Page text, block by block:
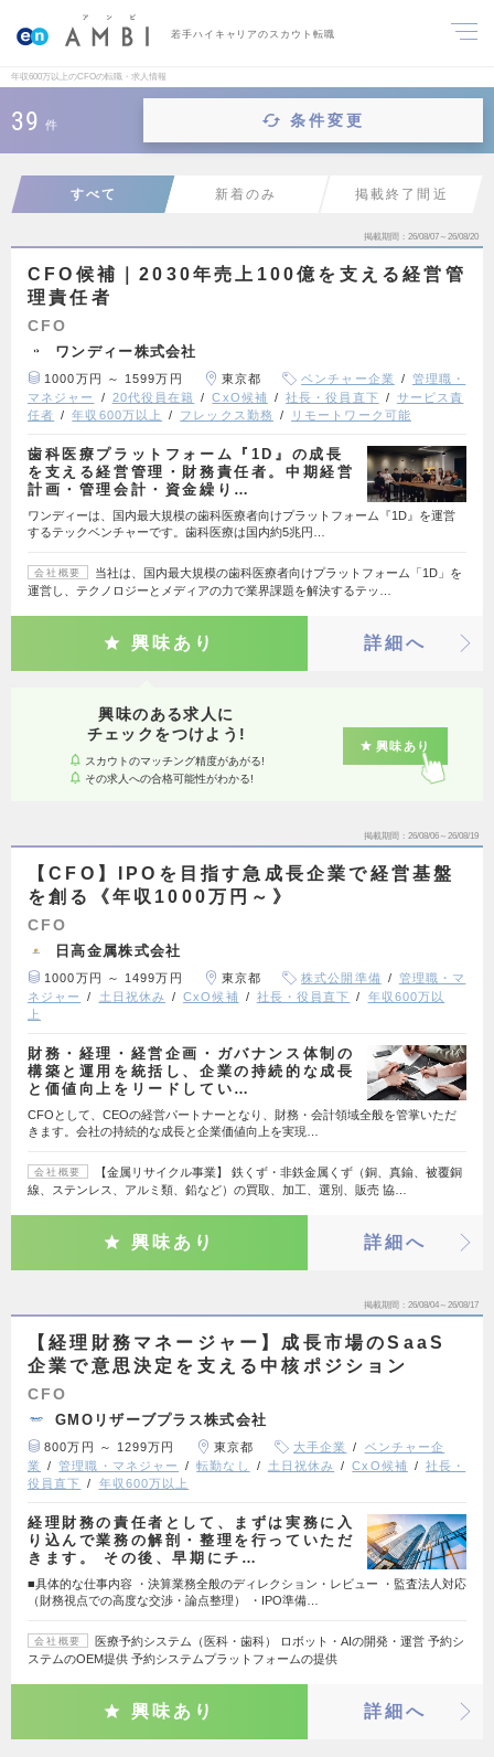
若手ハイキャリアのスカウト転職
年収600万以上のCFOの転職・求人情報
39 件 条件変更
すべて 新着のみ 掲載終了間近
掲載期間 26/08/07～26/08/20
CFO候補｜2030年売上100億を支える経営管
理責任者
CFO
ワンディー株式会社
1000万円 ～ 1599万円 東京都 ベンチャー企業
管理職・
マネジャー
20代役員在籍 CxO候補 社長・役員直下
サービス責
任者
年収600万以上 フレックス勤務 リモートワーク可能
歯科医療プラットフォーム『1D』の成長
を支える経営管理・財務責任者。中期経営
計画・管理会計・資金繰り…
ワンディーは、国内最大規模の歯科医療者向けプラットフォーム『1D』を運営
するテックベンチャーです。歯科医療は国内約5兆円…
会社概要
当社は、国内最大規模の歯科医療者向けプラットフォーム「1D」を
運営し、テクノロジーとメディアの力で業界課題を解決するテッ…
興味あり 詳細へ
興味のある求人に
チェックをつけよう!
スカウトのマッチング精度があがる!
その求人への合格可能性がわかる!
興味あり
掲載期間 26/08/06～26/08/19
【CFO】IPOを目指す急成長企業で経営基盤
を創る《年収1000万円～》
CFO
日高金属株式会社
1000万円 ～ 1499万円 東京都 株式公開準備
管理職・マ
ネジャー
土日祝休み CxO候補 社長・役員直下
年収600万以
上
財務・経理・経営企画・ガバナンス体制の
構築と運用を統括し、企業の持続的な成長
と価値向上をリードしてい…
CFOとして、CEOの経営パートナーとなり、財務・会計領域全般を管掌いただ
きます。会社の持続的な成長と企業価値向上を実現…
会社概要
【金属リサイクル事業】 鉄くず・非鉄金属くず（銅、真鍮、被覆銅
線、ステンレス、アルミ類、鉛など）の買取、加工、選別、販売 協…
興味あり 詳細へ
掲載期間 26/08/04～26/08/17
【経理財務マネージャー】成長市場のSaaS
企業で意思決定を支える中核ポジション
CFO
GMOリザーブプラス株式会社
800万円 ～ 1299万円 東京都 大手企業
ベンチャー企
業
管理職・マネジャー 転勤なし 土日祝休み CxO候補
社長・
役員直下
年収600万以上
経理財務の責任者として、まずは実務に入
り込んで業務の解剖・整理を行っていただ
きます。 その後、早期にチ…
■具体的な仕事内容 ・決算業務全般のディレクション・レビュー ・監査法人対応
（財務視点での高度な交渉・論点整理） ・IPO準備…
会社概要
医療予約システム（医科・歯科） ロボット・AIの開発・運営 予約シ
ステムのOEM提供 予約システムプラットフォームの提供
興味あり 詳細へ